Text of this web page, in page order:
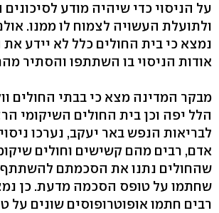
על הניסוי כדי שיהיה מודע לסיכונים
ולתועלת העשויה לצמוח לו ממנו.
נמצא כי בית החולים כלל לא יידע
אודות הניסוי בו השתתפו והסתיר
מבקר המדינה מצא כי בבתי החולים
הלל יפה וכן בית החולים השיקומי
לבריאות הנפש באר יעקב, נערכו
אדם, רבים מהם קשישים וחולים
שהחולים נתנו את הסכמתם להשתתף
שחתמו על טופס הסכמה מדעת. כן
רבים חתמו אופוטרופוסים שונים